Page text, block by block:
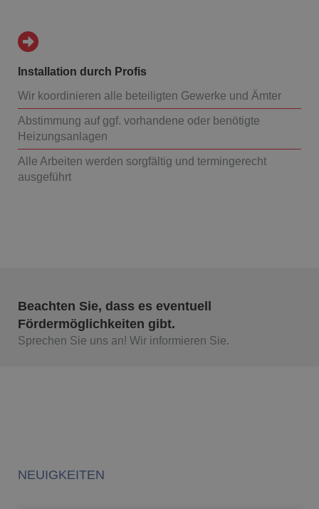
Installation durch Profis
Wir koordinieren alle beteiligten Gewerke und Ämter
Abstimmung auf ggf. vorhandene oder benötigte
Heizungsanlagen
Alle Arbeiten werden sorgfältig und termingerecht
ausgeführt
Beachten Sie, dass es eventuell
Fördermöglichkeiten gibt.
Sprechen Sie uns an! Wir informieren Sie.
NEUIGKEITEN